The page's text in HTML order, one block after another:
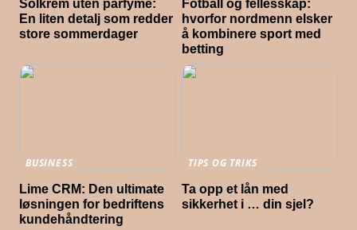
Solkrem uten parfyme:
En liten detalj som redder
store sommerdager
Fotball og fellesskap:
hvorfor nordmenn elsker
å kombinere sport med
betting
BUSINESS
Lime CRM: Den ultimate
løsningen for bedriftens
kundehåndtering
TIPS OG TRIKS
Ta opp et lån med
sikkerhet i … din sjel?